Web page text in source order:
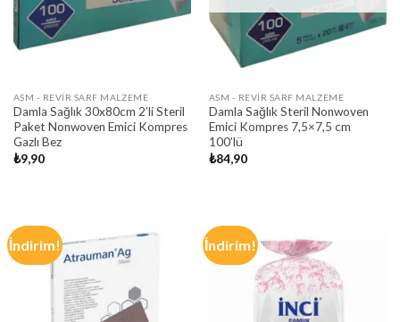
ASM - REVIR SARF MALZEME
Damla Sağlık 30x80cm 2’li Steril
Paket Nonwoven Emici Kompres
Gazlı Bez
₺9,90
ASM - REVIR SARF MALZEME
Damla Sağlık Steril Nonwoven
Emici Kompres 7,5×7,5 cm
100’lü
₺84,90
İndirim! İndirim!